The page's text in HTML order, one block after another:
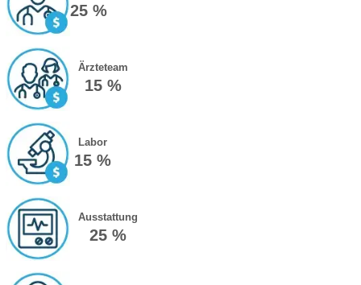
25 %
Ärzteteam
15 %
Labor
15 %
Ausstattung
25 %